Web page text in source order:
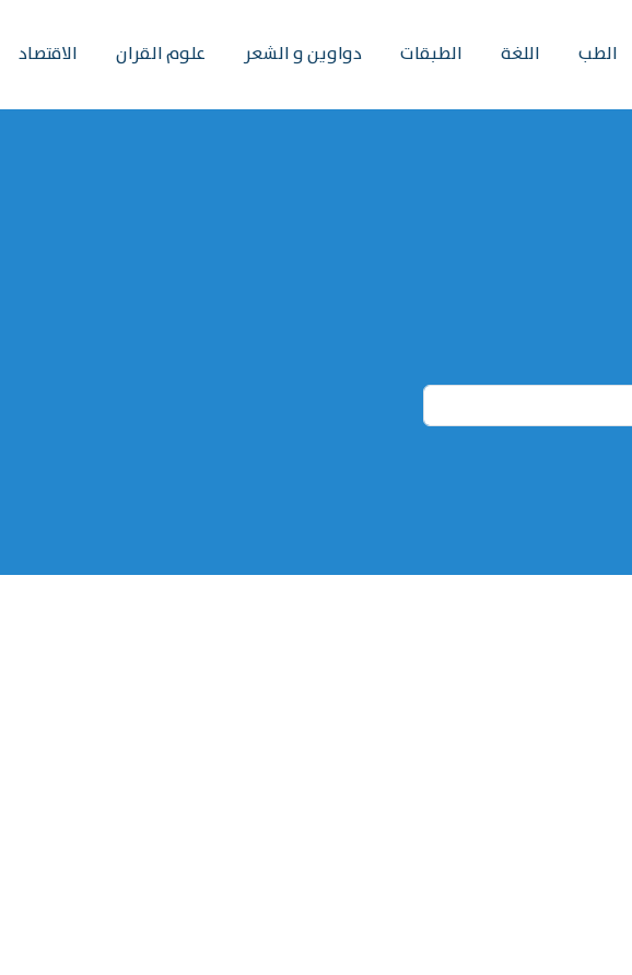
الطب اللغة الطبقات دواوين و الشعر علوم القران الاقتصاد